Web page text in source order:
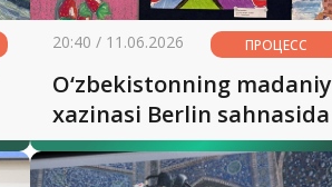
20:40 / 11.06.2026 ПРОЦЕСС
O‘zbekistonning madaniy
xazinasi Berlin sahnasida